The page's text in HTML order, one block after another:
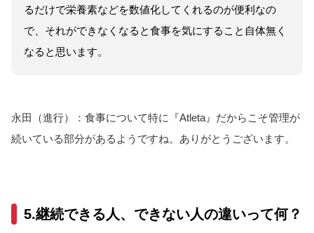
るだけで栄養素などを数値化してくれるのが便利なの
で、それができなくなると食事を気にすること自体無く
なると思います。
永田（進行）：食事について特に『Atleta』だからこそ管理が
続いている部分があるようですね。ありがとうございます。
5.継続できる人、できない人の違いって何？